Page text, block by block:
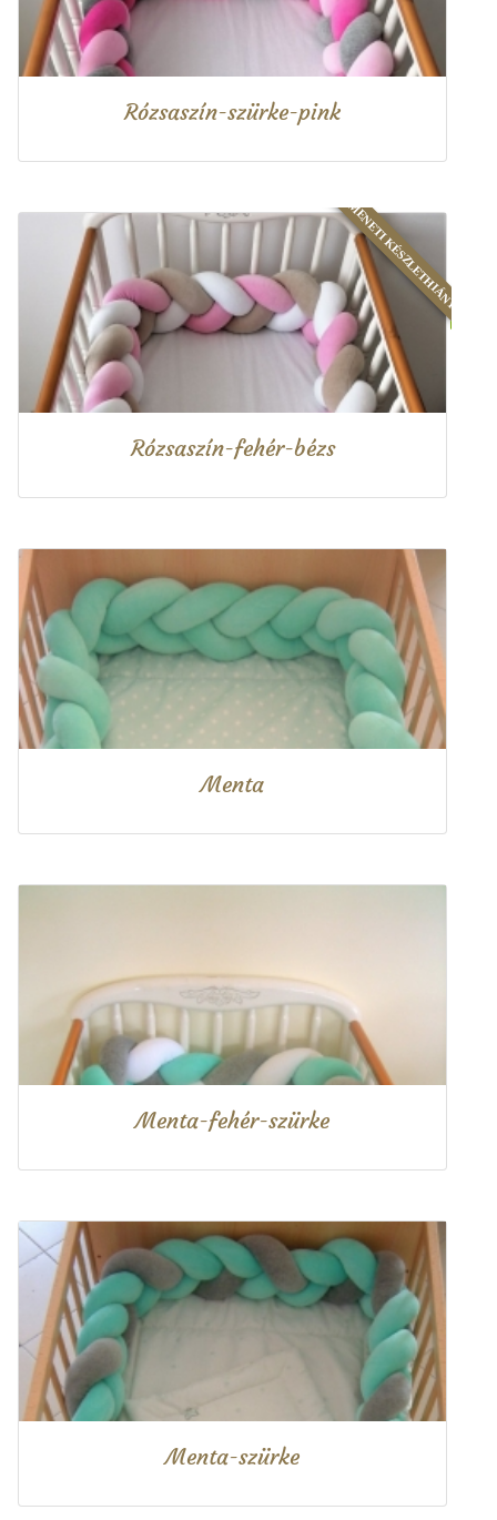
Rózsaszín-szürke-pink
Rózsaszín-fehér-bézs
ÁTMENETI KÉSZLETHIÁNY
Menta
Menta-fehér-szürke
Menta-szürke